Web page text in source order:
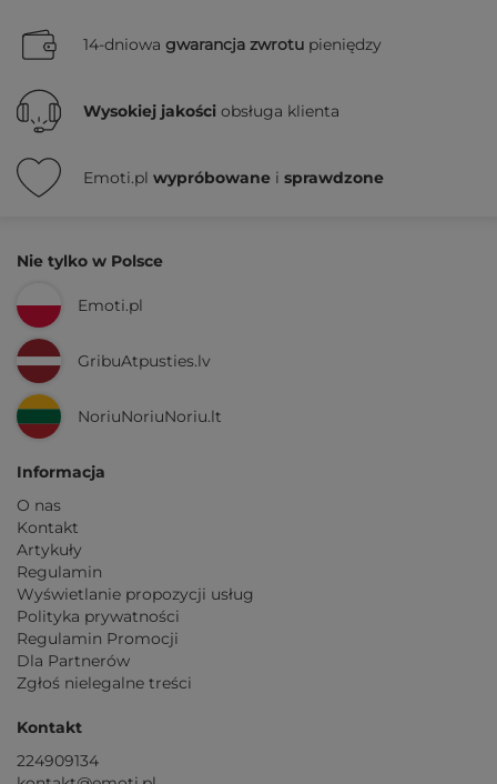
14-dniowa gwarancja zwrotu pieniędzy
Wysokiej jakości obsługa klienta
Emoti.pl wypróbowane i sprawdzone
Nie tylko w Polsce
Emoti.pl
GribuAtpusties.lv
NoriuNoriuNoriu.lt
Informacja
O nas
Kontakt
Artykuły
Regulamin
Wyświetlanie propozycji usług
Polityka prywatności
Regulamin Promocji
Dla Partnerów
Zgłoś nielegalne treści
Kontakt
224909134